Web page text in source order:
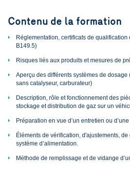
Contenu de la formation
Réglementation, certificats de
B149.5)
Risques liés aux produits et mesures de
Aperçu des différents systèmes de
sans catalyseur, carburateur)
Description, rôle et fonctionnement des
stockage et distribution de gaz sur un
Préparation en vue d’un entretien ou
Éléments de vérification, d'ajustements,
système d’alimentation.
Méthode de remplissage et de vidange